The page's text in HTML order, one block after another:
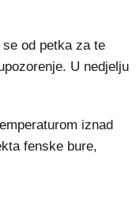
od petka za te
U nedjelju
iznad
fenske bure,